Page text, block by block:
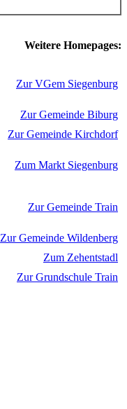
Weitere Homepages:
Zur VGem Siegenburg
Zur Gemeinde Biburg
Zur Gemeinde Kirchdorf
Zum Markt Siegenburg
Zur Gemeinde Train
Zur Gemeinde Wildenberg
Zum Zehentstadl
Zur Grundschule Train